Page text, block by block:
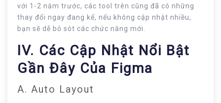
với 1-2 năm trước, các tool trên cũng đã có những
thay đổi ngay đang kể, nếu không cập nhật nhiều,
bạn sẽ dễ bỏ sót các chức năng mới.
IV. Các Cập Nhật Nổi Bật
Gần Đây Của Figma
A. Auto Layout